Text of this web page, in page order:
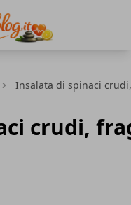
Insalata di spinaci
crudi,